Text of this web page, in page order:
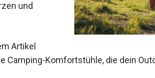
und
Artikel
Camping-Komfortstühle, die dein